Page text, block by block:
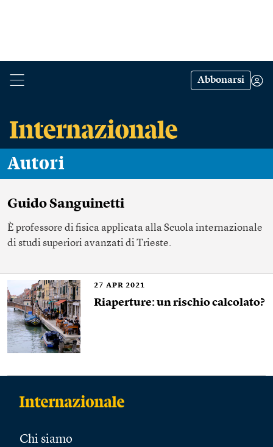
Abbonarsi
Autori
Guido Sanguinetti
È professore di fisica applicata alla Scuola internazionale
di studi superiori avanzati di Trieste.
27 APR 2021
Riaperture: un rischio calcolato?
Chi siamo